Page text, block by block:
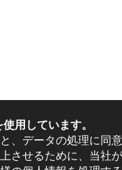
用しています。
、データの処理に同
させるために、当社